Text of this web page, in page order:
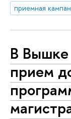
приемная
В Вышке
прием